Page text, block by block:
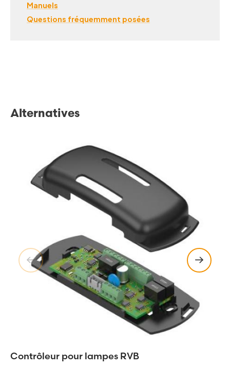
Manuels
Questions fréquemment posées
Alternatives
Contrôleur pour lampes RVB